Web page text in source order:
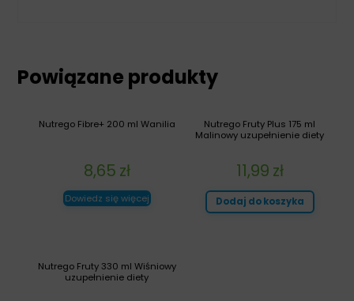
Powiązane produkty
Nutrego Fruty Plus 175 ml
Malinowy uzupełnienie diety
11,99 zł
Dodaj do koszyka
Nutrego Fibre+ 200 ml Wanilia
8,65 zł
Dowiedz się więcej
Nutrego Fruty 330 ml Wiśniowy
uzupełnienie diety